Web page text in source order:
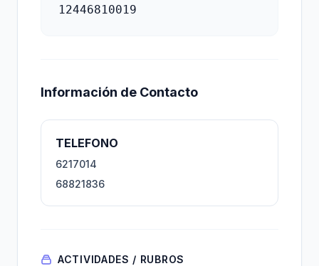
12446810019
Información de Contacto
TELEFONO
6217014
68821836
ACTIVIDADES / RUBROS